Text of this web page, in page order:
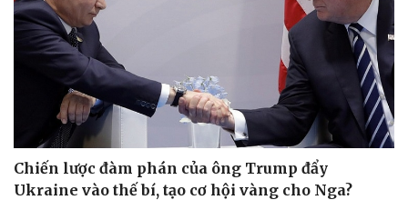
eSports
Hậu trường
Chiến lược đàm phán của ông Trump đẩy
Ukraine vào thế bí, tạo cơ hội vàng cho Nga?